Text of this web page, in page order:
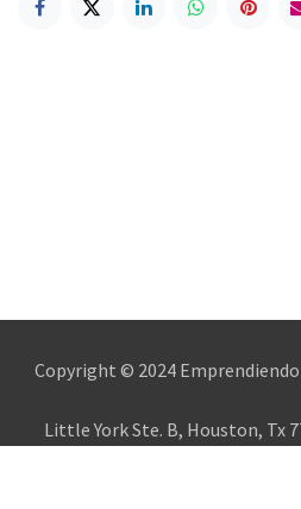
Copyright © 2024 Emprendiendo
Little York Ste. B, Houston, Tx